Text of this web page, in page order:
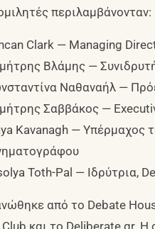
περιλαμβάνονταν:
Clark — Managing
Βλάμης —
Ναθαναήλ —
Σαββάκος —
Kavanagh — Υπέρμαχος
Toth-Pal — Ιδρύτρια,
από το Debate
και το Deliberate.gr.